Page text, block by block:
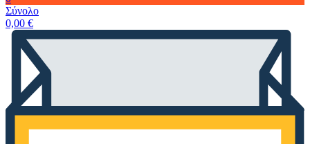
Σύνολο
0,00 €